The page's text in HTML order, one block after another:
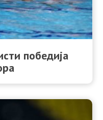
победија